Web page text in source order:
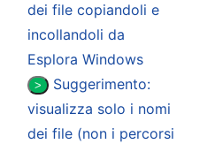
dei file copiandoli e
incollandoli da
Esplora Windows
>
Suggerimento:
visualizza solo i nomi
dei file (non i percorsi